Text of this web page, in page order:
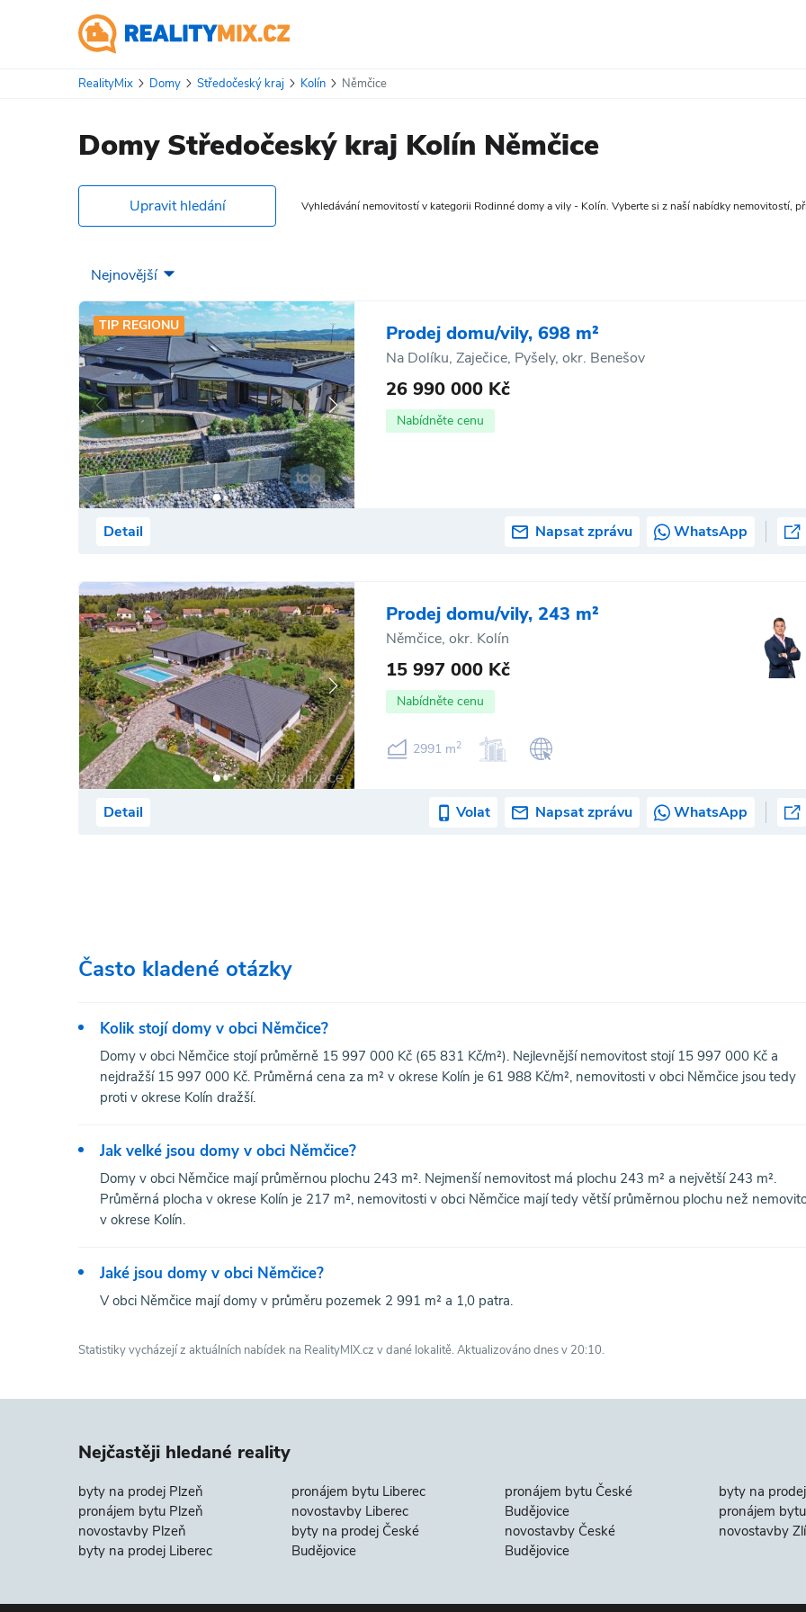
RealityMix Domy Středočeský kraj Kolín Němčice
Domy Středočeský kraj Kolín Němčice
Upravit hledání Vyhledávání nemovitostí v kategorii Rodinné domy a vily - Kolín. Vyberte si z naší nabídky nemovitostí,
TIP REGIONU Prodej domu/vily, 698 m²
Na Dolíku, Zaječice, Pyšely, okr. Benešov
26 990 000 Kč
Nabídněte cenu
Detail Napsat zprávu WhatsApp
Prodej domu/vily, 243 m²
Němčice, okr. Kolín
15 997 000 Kč
Nabídněte cenu
2991 m2
Detail Volat Napsat zprávu WhatsApp
Často kladené otázky
Kolik stojí domy v obci Němčice?
Domy v obci Němčice stojí průměrně 15 997 000 Kč (65 831 Kč/m²). Nejlevnější nemovitost stojí 15 997 000 Kč a
nejdražší 15 997 000 Kč. Průměrná cena za m² v okrese Kolín je 61 988 Kč/m², nemovitosti v obci Němčice jsou tedy
proti v okrese Kolín dražší.
Jak velké jsou domy v obci Němčice?
Domy v obci Němčice mají průměrnou plochu 243 m². Nejmenší nemovitost má plochu 243 m² a největší 243 m².
Průměrná plocha v okrese Kolín je 217 m², nemovitosti v obci Němčice mají tedy větší průměrnou plochu než
v okrese Kolín.
Jaké jsou domy v obci Němčice?
V obci Němčice mají domy v průměru pozemek 2 991 m² a 1,0 patra.
Statistiky vycházejí z aktuálních nabídek na RealityMIX.cz v dané lokalitě. Aktualizováno dnes v 20:10.
Nejčastěji hledané reality
byty na prodej Plzeň
pronájem bytu Plzeň
novostavby Plzeň
byty na prodej Liberec
pronájem bytu Liberec
novostavby Liberec
byty na prodej České
Budějovice
pronájem bytu České
Budějovice
novostavby České
Budějovice
byty na
pronájem
novostavby